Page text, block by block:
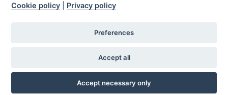
Vonde Pro Mobile Application
|Data Processing Agreement
Pro App|
Cookie policy
Privacy policy
Preferences
Accept all
Accept necessary only